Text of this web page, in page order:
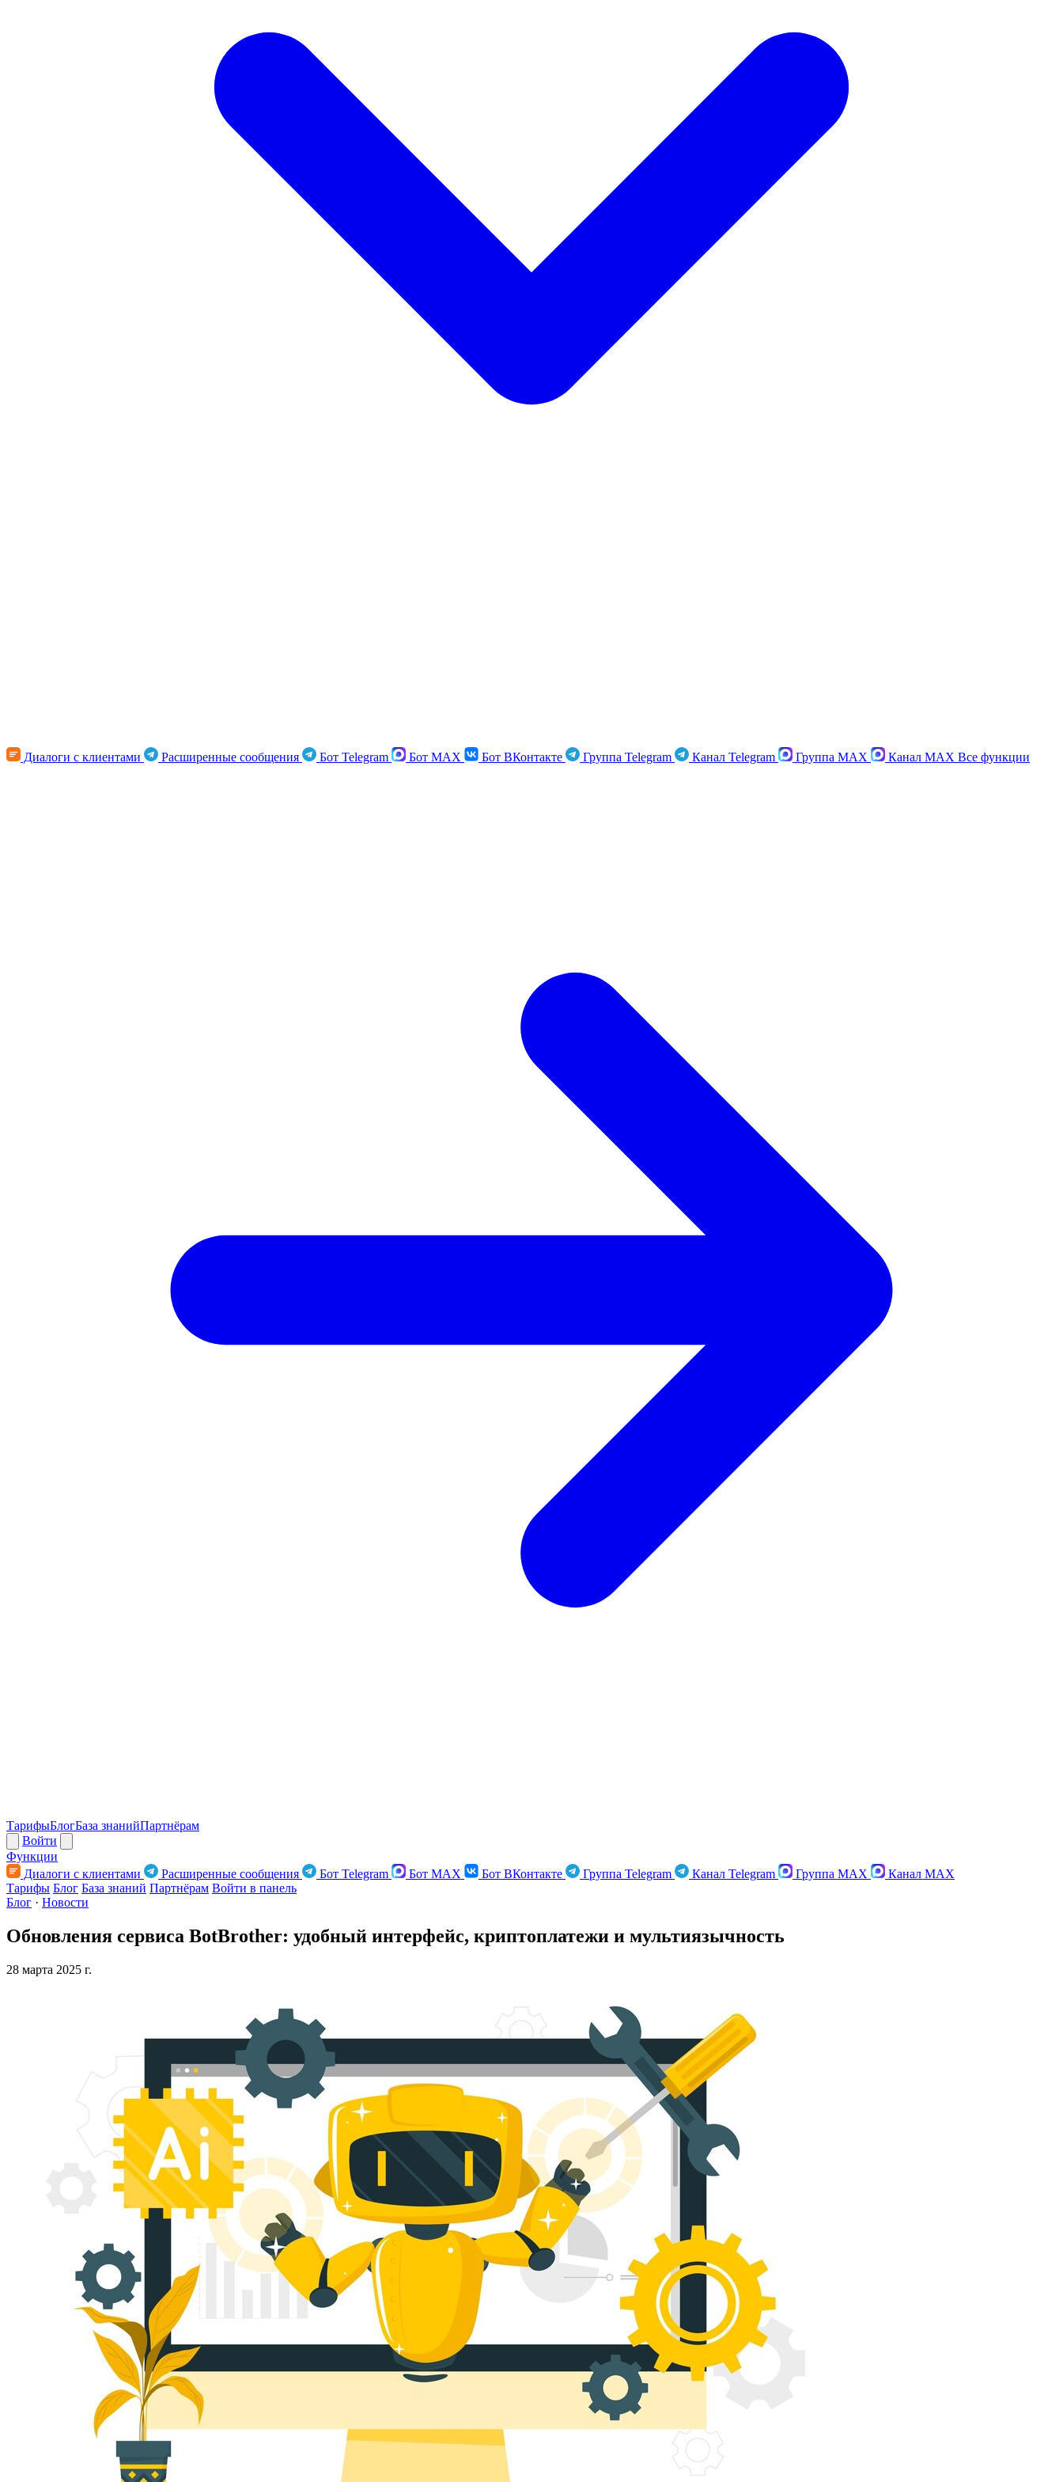
Диалоги с клиентами Расширенные сообщения Бот Telegram Бот MAX Бот ВКонтакте Группа Telegram Канал Telegram Группа MAX Канал MAX Все функции
ТарифыБлогБаза знанийПартнёрам
Войти
Функции
Диалоги с клиентами
Расширенные сообщения Бот Telegram Бот MAX Бот ВКонтакте Группа Telegram Канал Telegram Группа MAX
Канал MAX
Тарифы Блог База знаний Партнёрам Войти в панель
Блог · Новости
Обновления сервиса BotBrother: удобный интерфейс, криптоплатежи и мультиязычность
28 марта 2025 г.